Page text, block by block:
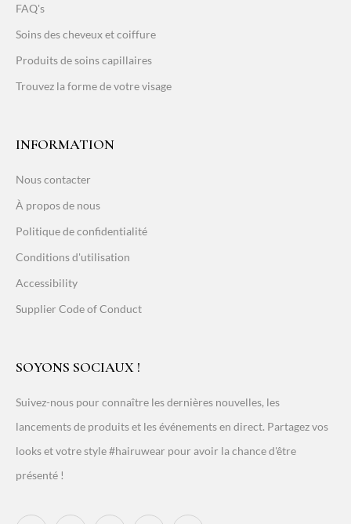
FAQ's
Soins des cheveux et coiffure
Produits de soins capillaires
Trouvez la forme de votre visage
INFORMATION
Nous contacter
À propos de nous
Politique de confidentialité
Conditions d'utilisation
Accessibility
Supplier Code of Conduct
SOYONS SOCIAUX !
Suivez-nous pour connaître les dernières nouvelles, les
lancements de produits et les événements en direct. Partagez vos
looks et votre style #hairuwear pour avoir la chance d'être
présenté !